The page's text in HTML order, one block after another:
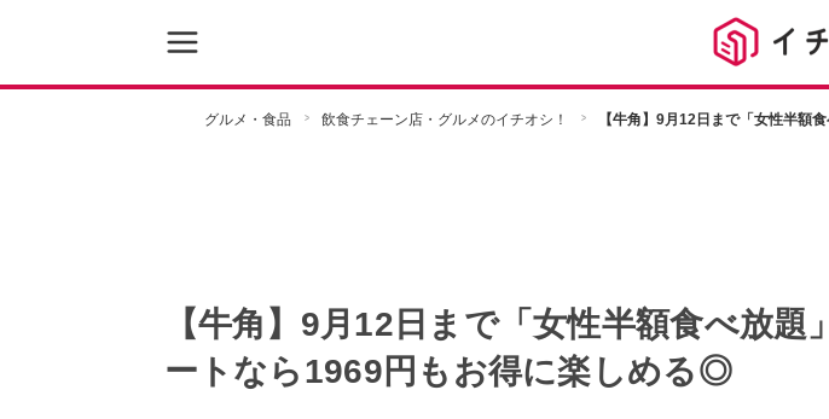
グルメ・食品 飲食チェーン店・グルメのイチオシ！ 【牛角】9月12日まで「女性半額
【牛角】9月12日まで「女性半額食べ放題
ートなら1969円もお得に楽しめる◎